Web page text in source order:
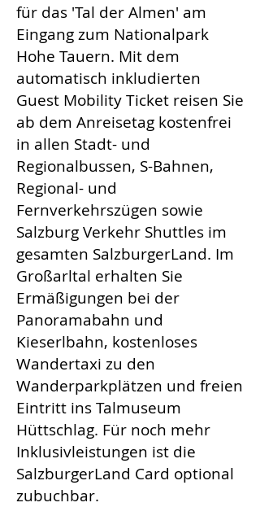
für das 'Tal der Almen' am
Eingang zum Nationalpark
Hohe Tauern. Mit dem
automatisch inkludierten
Guest Mobility Ticket reisen Sie
ab dem Anreisetag kostenfrei
in allen Stadt- und
Regionalbussen, S-Bahnen,
Regional- und
Fernverkehrszügen sowie
Salzburg Verkehr Shuttles im
gesamten SalzburgerLand. Im
Großarltal erhalten Sie
Ermäßigungen bei der
Panoramabahn und
Kieserlbahn, kostenloses
Wandertaxi zu den
Wanderparkplätzen und freien
Eintritt ins Talmuseum
Hüttschlag. Für noch mehr
Inklusivleistungen ist die
SalzburgerLand Card optional
zubuchbar.